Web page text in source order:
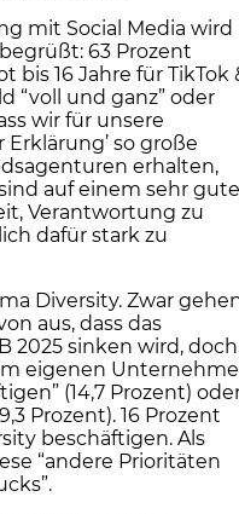
mit Social Media wird
63 Prozent
16 Jahre für TikTok
“voll und ganz” oder
wir für unsere
so große
erhalten,
auf einem sehr
Verantwortung zu
dafür stark zu
Diversity. Zwar
aus, dass das
2025 sinken wird, doch
eigenen
(14,7 Prozent)
Prozent). 16 Prozent
beschäftigen. Als
“andere Prioritäten